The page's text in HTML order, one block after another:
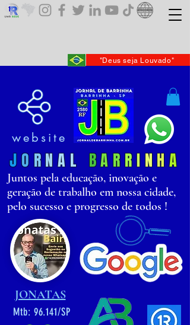
"Deus seja Louvado"
website
JO RNAL BARRI NHA
Juntos pela educação, inovação e
geração de trabalho em nossa cidade,
pelo sucesso e progresso de todos !
JONATAS
Mtb: 96.141/SP